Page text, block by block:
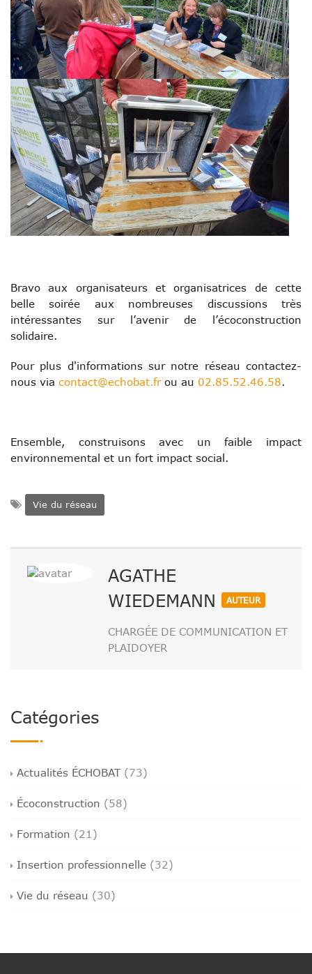
Bravo aux organisateurs et organisatrices de cette
belle soirée aux nombreuses discussions très
intéressantes sur l’avenir de l’écoconstruction
solidaire.
Pour plus d'informations sur notre réseau contactez-
nous via contact@echobat.frou au 02.85.52.46.58.
Ensemble, construisons avec un faible impact
environnemental et un fort impact social.
Vie du réseau
AGATHE
WIEDEMANN
AUTEUR
CHARGÉE DE COMMUNICATION ET
PLAIDOYER
Catégories
Actualités ÉCHOBAT(73)
Écoconstruction (58)
Formation (21)
Insertion professionnelle (32)
Vie du réseau (30)